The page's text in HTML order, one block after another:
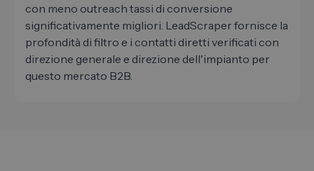
con meno outreach tassi di conversione
significativamente migliori. LeadScraper fornisce la
profondità di filtro e i contatti diretti verificati con
direzione generale e direzione dell'impianto per
questo mercato B2B.